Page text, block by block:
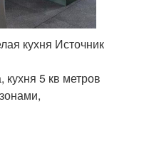
кухня Источник
кухня 5 кв метров